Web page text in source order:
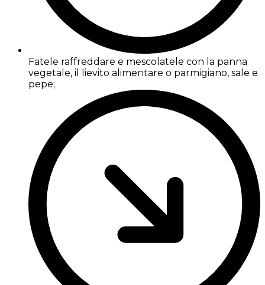
Fatele raffreddare e mescolatele con la panna
vegetale, il lievito alimentare o parmigiano, sale e
pepe;